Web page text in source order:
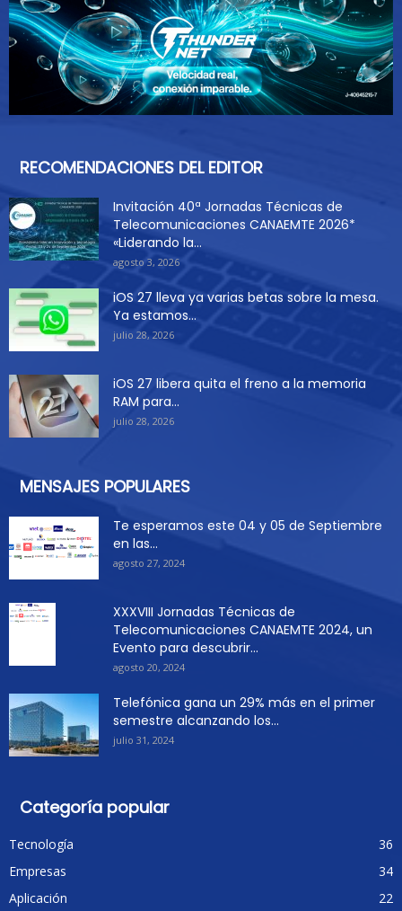
RECOMENDACIONES DEL EDITOR
Invitación 40ª Jornadas Técnicas de
Telecomunicaciones CANAEMTE 2026*
«Liderando la...
agosto 3, 2026
iOS 27 lleva ya varias betas sobre la mesa.
Ya estamos...
julio 28, 2026
iOS 27 libera quita el freno a la memoria
RAM para...
julio 28, 2026
MENSAJES POPULARES
Te esperamos este 04 y 05 de Septiembre
en las...
agosto 27, 2024
XXXVIII Jornadas Técnicas de
Telecomunicaciones CANAEMTE 2024, un
Evento para descubrir...
agosto 20, 2024
Telefónica gana un 29% más en el primer
semestre alcanzando los...
julio 31, 2024
Categoría popular
Tecnología
36
Empresas
34
Aplicación
22